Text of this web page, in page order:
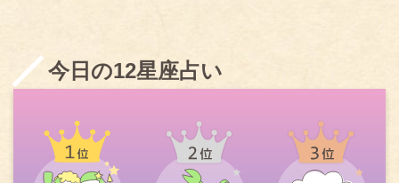
今日の12星座占い